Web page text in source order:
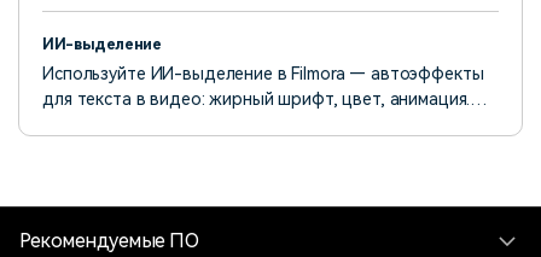
редактирования и позволяет настроить настроение,
тему и количество треков.
ИИ-выделение
Используйте ИИ-выделение в Filmora — автоэффекты
для текста в видео: жирный шрифт, цвет, анимация.
Рекомендуемые ПО